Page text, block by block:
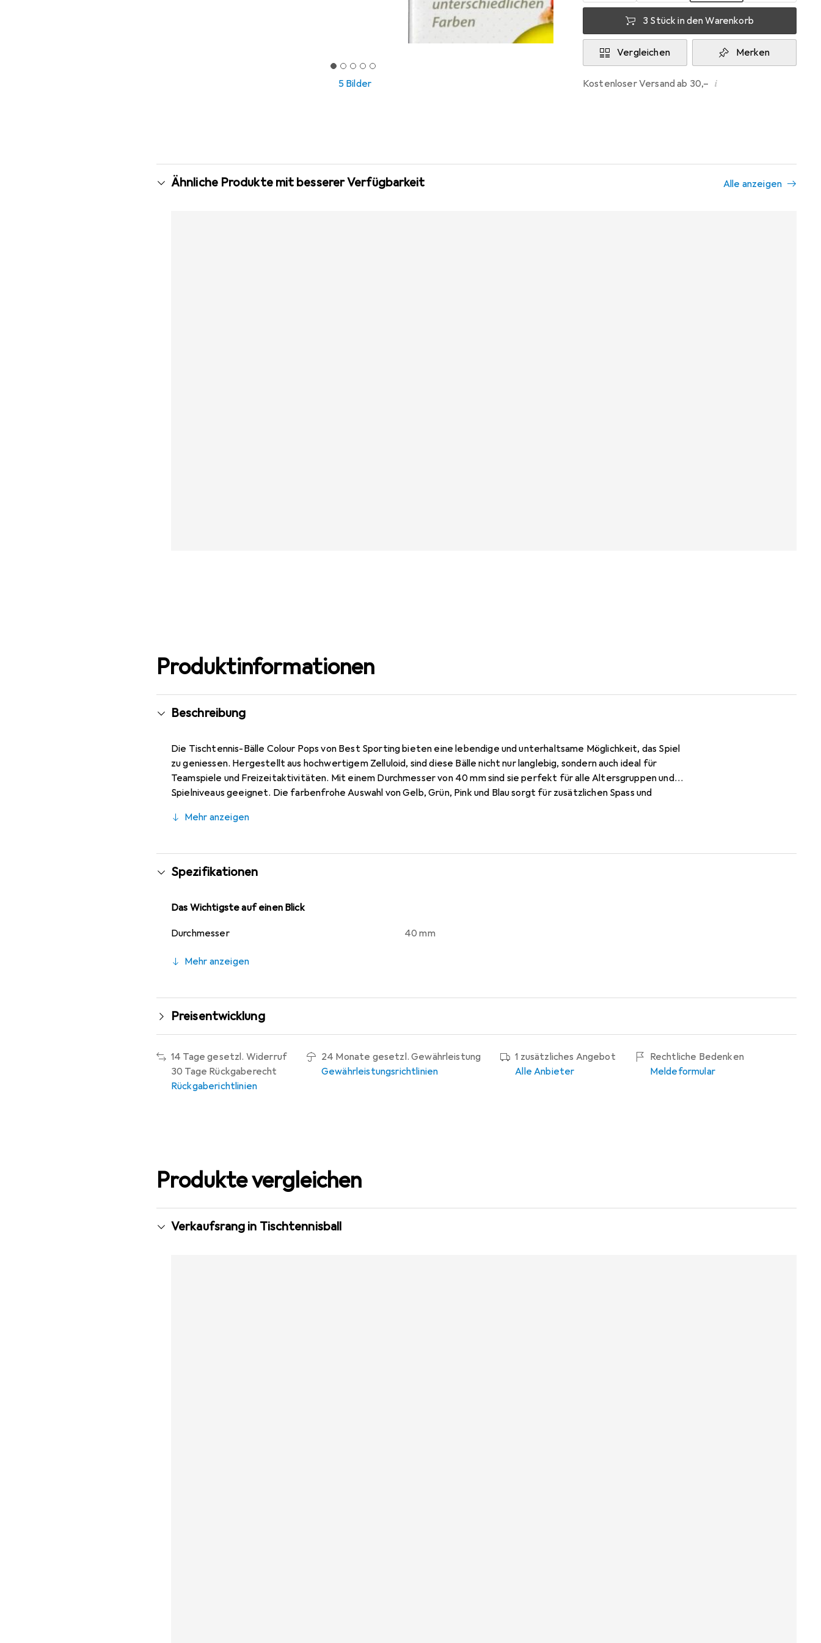
5 Bilder
3 Stück in den Warenkorb
Vergleichen Merken
Kostenloser Versand ab 30,– i
Ähnliche Produkte mit besserer Verfügbarkeit Alle anzeigen
Produktinformationen
Beschreibung
Die Tischtennis-Bälle Colour Pops von Best Sporting bieten eine lebendige und unterhaltsame Möglichkeit, das Spiel
zu geniessen. Hergestellt aus hochwertigem Zelluloid, sind diese Bälle nicht nur langlebig, sondern auch ideal für
Teamspiele und Freizeitaktivitäten. Mit einem Durchmesser von 40 mm sind sie perfekt für alle Altersgruppen und
Spielniveaus geeignet. Die farbenfrohe Auswahl von Gelb, Grün, Pink und Blau sorgt für zusätzlichen Spass und
ausgezeichneten Wahl für Gruppen oder Vereine macht, die ihre Tischtennis-Ausrüstung aufpeppen möchten.
Mehr anzeigen
Spezifikationen
Das Wichtigste auf einen Blick
Durchmesser 40 mm
Mehr anzeigen
Preisentwicklung
14 Tage gesetzl. Widerruf
30 Tage Rückgaberecht
Rückgaberichtlinien
24 Monate gesetzl. Gewährleistung
Gewährleistungsrichtlinien
1 zusätzliches Angebot
Alle Anbieter
Rechtliche Bedenken
Meldeformular
Produkte vergleichen
Verkaufsrang in Tischtennisball